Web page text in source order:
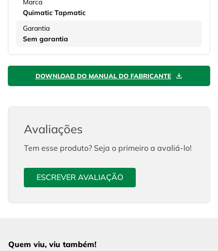
Marca
Quimatic Tapmatic
Garantia
Sem garantia
DOWNLOAD DO MANUAL DO FABRICANTE
Avaliações
Tem esse produto? Seja o primeiro a avaliá-lo!
ESCREVER AVALIAÇÃO
Quem viu, viu também!